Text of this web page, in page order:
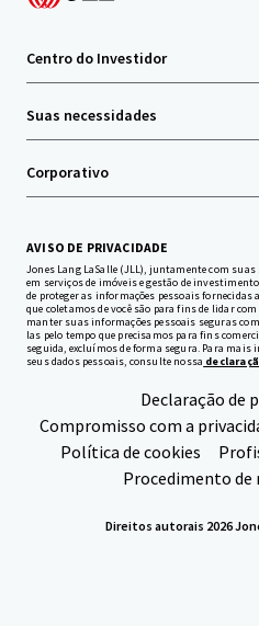
Centro do Investidor
Suas necessidades
Corporativo
AVISO DE PRIVACIDADE
Jones Lang LaSalle (JLL), juntamente com
em serviços de imóveis e gestão de
de proteger as informações pessoais fornecidas
que coletamos de você são para fins de lidar
manter suas informações pessoais seguras
las pelo tempo que precisamos para fins
seguida, excluímos de forma segura. Para mais
seus dados pessoais, consulte nossa
Declaração de
Compromisso com a
Política de cookies
Procedimento de
Direitos autorais 2026